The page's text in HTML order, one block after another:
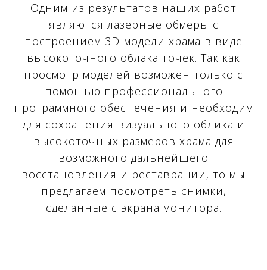
Одним из результатов наших работ
являются лазерные обмеры с
построением 3D-модели храма в виде
высокоточного облака точек. Так как
просмотр моделей возможен только с
помощью профессионального
программного обеспечения и необходим
для сохранения визуального облика и
высокоточных размеров храма для
возможного дальнейшего
восстановления и реставрации, то мы
предлагаем посмотреть снимки,
сделанные с экрана монитора.